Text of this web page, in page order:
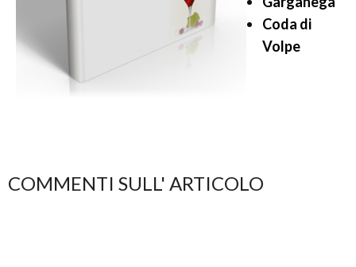
Coda di
Volpe
COMMENTI SULL' ARTICOLO